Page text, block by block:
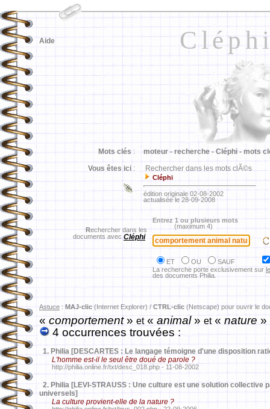
Aide
Mots clés : moteur - recherche - Cléphi - mots
Vous êtes ici : Rechercher dans les mots clÃ©s
Cléphi
édition originale 02-08-2002
actualisée le 28-09-2008
Rechercher dans les
documents avec Cléphi
Entrez 1 ou plusieurs mots
(maximum 4)
ET OU
SAUF
La recherche porte exclusivement sur
des documents Philia.
Astuce : MAJ-clic (Internet Explorer) / CTRL-clic (Netscape) pour ouvrir le
«comportement» et« animal» et« nature »
4 occurrences trouvées :
1. Philia [DESCARTES : Le langage témoigne d'une disposition
L'homme est-il le seul être doué de parole ?
http://philia.online.fr/txt/desc_018.php - 11-08-2002
2. Philia [LEVI-STRAUSS : Une culture est une solution collective
universels]
La culture provient-elle de la nature ?